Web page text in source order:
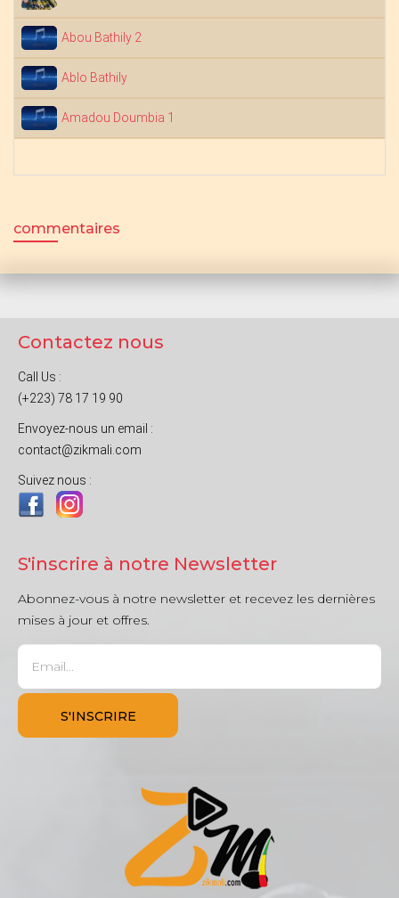
Abou Bathily 2
Ablo Bathily
Amadou Doumbia 1
commentaires
Contactez nous
Call Us :
(+223) 78 17 19 90
Envoyez-nous un email :
contact@zikmali.com
Suivez nous :
S'inscrire à notre Newsletter
Abonnez-vous à notre newsletter et recevez les dernières
mises à jour et offres.